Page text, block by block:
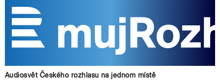
Audiosvět Českého rozhlasu na jednom místě